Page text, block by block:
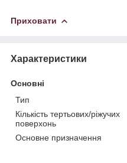
Приховати
Характеристики
Основні
Тип
Кількість тертьових/ріжучих
поверхонь
Основне призначення